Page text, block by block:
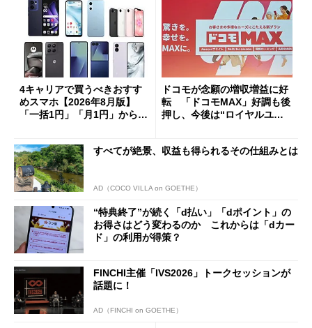
4キャリアで買うべきおすす
めスマホ【2026年8月版】
「一括1円」「月1円」からお
ドコモが念願の増収増益に好
転 「ドコモMAX」好調も後
押し、今後は“ロイヤルユー
すべてが絶景、収益も得られるその仕組みとは
AD（COCO VILLA on GOETHE）
“特典終了”が続く「d払い」「dポイント」の
お得さはどう変わるのか これからは「dカー
ド」の利用が得策？
FINCHI主催「IVS2026」トークセッションが
話題に！
AD（FINCHI on GOETHE）